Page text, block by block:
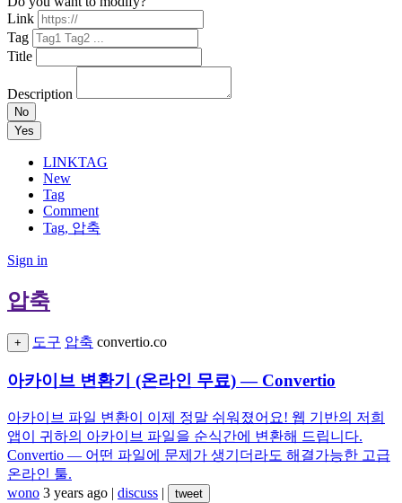
Link
Tag
Title
Description
No
Yes
LINKTAG
New
Tag
Comment
Tag, 압축
Sign in
압축
+ 도구 압축 convertio.co
아카이브 변환기 (온라인 무료) — Convertio
아카이브 파일 변환이 이제 정말 쉬워졌어요! 웹 기반의 저희
앱이 귀하의 아카이브 파일을 순식간에 변환해 드립니다.
Convertio — 어떤 파일에 문제가 생기더라도 해결가능한 고급
온라인 툴.
wono 3 years ago | discuss | tweet